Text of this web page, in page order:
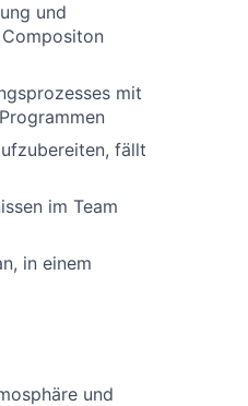
und
mit
fällt
im Team
in einem
und